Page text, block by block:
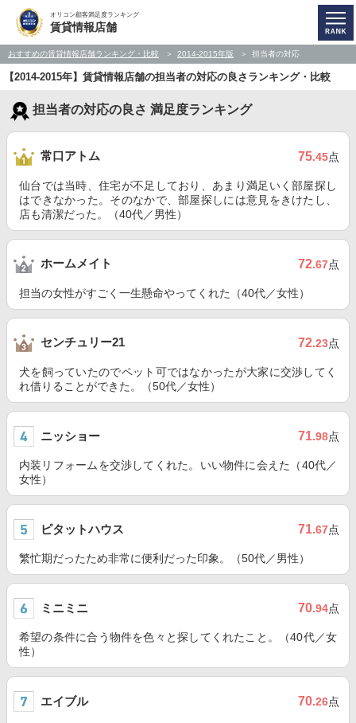
オリコン顧客満足度ランキング
賃貸情報店舗
おすすめの賃貸情報店舗ランキング・比較 2014-2015年版 担当者の対応
【2014-2015年】賃貸情報店舗の担当者の対応の良さランキング・比較
担当者の対応の良さ 満足度ランキング
常口アトム 75.45点
仙台では当時、住宅が不足しており、あまり満足いく部屋探し
はできなかった。そのなかで、部屋探しには意見をきけたし、
店も清潔だった。（40代／男性）
ホームメイト 72.67点
担当の女性がすごく一生懸命やってくれた（40代／女性）
センチュリー21 72.23点
犬を飼っていたのでペット可ではなかったが大家に交渉してく
れ借りることができた。（50代／女性）
ニッショー 71.98点
内装リフォームを交渉してくれた。いい物件に会えた（40代／
女性）
ピタットハウス 71.67点
繁忙期だったため非常に便利だった印象。（50代／男性）
ミニミニ 70.94点
希望の条件に合う物件を色々と探してくれたこと。（40代／女
性）
エイブル 70.26点